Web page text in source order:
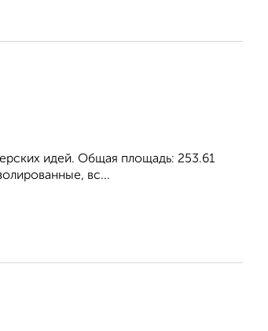
идей. Общая площадь: 253.61
вс...